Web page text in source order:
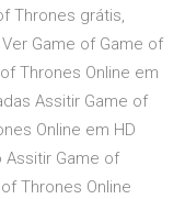
Thrones grátis,
Game of Game of
Thrones Online em
Assitir Game of
Online em HD
Assitir Game of
Thrones Online